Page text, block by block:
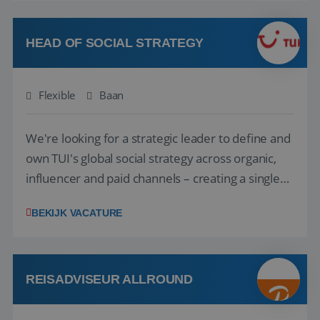
deze onderdelen zijn nu samen gevoegd...
HEAD OF SOCIAL STRATEGY
Flexible Baan
We're looking for a strategic leader to define and
own TUI's global social strategy across organic,
influencer and paid channels – creating a single
locally. The role will be published until 18 August
Attractive remuneration, discre...
BEKIJK VACATURE
REISADVISEUR ALLROUND